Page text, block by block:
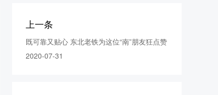
上一条
既可靠又贴心 东北老铁为这位“南”朋友狂点赞
2020-07-31